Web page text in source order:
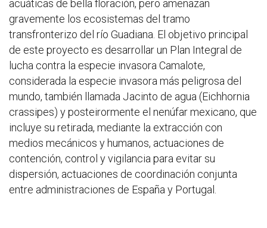
acuáticas de bella floración, pero amenazan
gravemente los ecosistemas del tramo
transfronterizo del río Guadiana. El objetivo principal
de este proyecto es desarrollar un Plan Integral de
lucha contra la especie invasora Camalote,
considerada la especie invasora más peligrosa del
mundo, también llamada Jacinto de agua (Eichhornia
crassipes) y posteirormente el nenúfar mexicano, que
incluye su retirada, mediante la extracción con
medios mecánicos y humanos, actuaciones de
contención, control y vigilancia para evitar su
dispersión, actuaciones de coordinación conjunta
entre administraciones de España y Portugal.